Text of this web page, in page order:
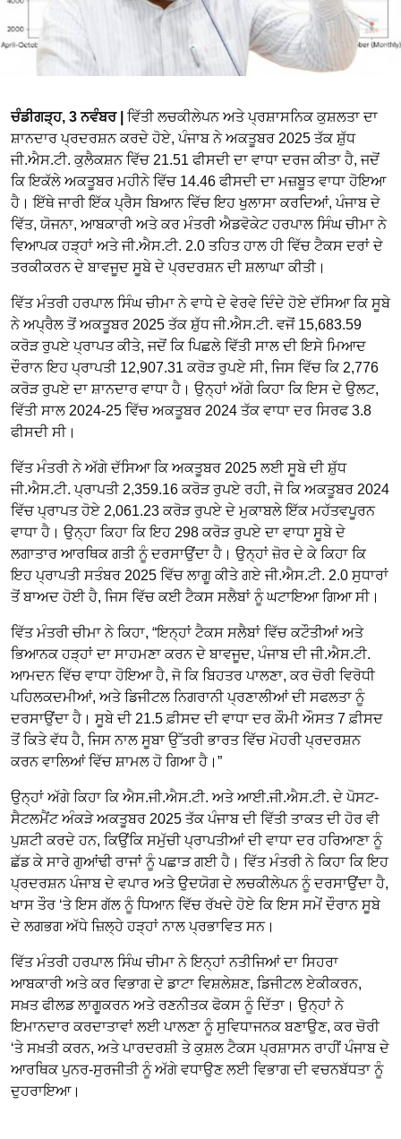
ਚੰਡੀਗੜ੍ਹ, 3 ਨਵੰਬਰ |
​​​​​​​​​​ਵਿੱਤੀ ਲਚਕੀਲੇਪਨ ਅਤੇ ਪ੍ਰਸ਼ਾਸਨਿਕ ਕੁਸ਼ਲਤਾ ਦਾ
ਸ਼ਾਨਦਾਰ ਪ੍ਰਦਰਸ਼ਨ ਕਰਦੇ ਹੋਏ, ਪੰਜਾਬ ਨੇ ਅਕਤੂਬਰ 2025 ਤੱਕ ਸ਼ੁੱਧ
ਜੀ.ਐਸ.ਟੀ. ਕੁਲੈਕਸ਼ਨ ਵਿੱਚ 21.51 ਫੀਸਦੀ ਦਾ ਵਾਧਾ ਦਰਜ ਕੀਤਾ ਹੈ, ਜਦੋਂ
ਕਿ ਇਕੱਲੇ ਅਕਤੂਬਰ ਮਹੀਨੇ ਵਿੱਚ 14.46 ਫੀਸਦੀ ਦਾ ਮਜ਼ਬੂਤ ਵਾਧਾ ਹੋਇਆ
ਹੈ। ਇੱਥੇ ਜਾਰੀ ਇੱਕ ਪ੍ਰੈਸ ਬਿਆਨ ਵਿੱਚ ਇਹ ਖੁਲਾਸਾ ਕਰਦਿਆਂ, ਪੰਜਾਬ ਦੇ
ਵਿੱਤ, ਯੋਜਨਾ, ਆਬਕਾਰੀ ਅਤੇ ਕਰ ਮੰਤਰੀ ਐਡਵੋਕੇਟ ਹਰਪਾਲ ਸਿੰਘ ਚੀਮਾ ਨੇ
ਵਿਆਪਕ ਹੜ੍ਹਾਂ ਅਤੇ ਜੀ.ਐਸ.ਟੀ. 2.0 ਤਹਿਤ ਹਾਲ ਹੀ ਵਿੱਚ ਟੈਕਸ ਦਰਾਂ ਦੇ
ਤਰਕੀਕਰਨ ਦੇ ਬਾਵਜੂਦ ਸੂਬੇ ਦੇ ਪ੍ਰਦਰਸ਼ਨ ਦੀ ਸ਼ਲਾਘਾ ਕੀਤੀ।
ਵਿੱਤ ਮੰਤਰੀ ਹਰਪਾਲ ਸਿੰਘ ਚੀਮਾ ਨੇ ਵਾਧੇ ਦੇ ਵੇਰਵੇ ਦਿੰਦੇ ਹੋਏ ਦੱਸਿਆ ਕਿ ਸੂਬੇ
ਨੇ ਅਪ੍ਰੈਲ ਤੋਂ ਅਕਤੂਬਰ 2025 ਤੱਕ ਸ਼ੁੱਧ ਜੀ.ਐਸ.ਟੀ. ਵਜੋਂ 15,683.59
ਕਰੋੜ ਰੁਪਏ ਪ੍ਰਾਪਤ ਕੀਤੇ, ਜਦੋਂ ਕਿ ਪਿਛਲੇ ਵਿੱਤੀ ਸਾਲ ਦੀ ਇਸੇ ਮਿਆਦ
ਦੌਰਾਨ ਇਹ ਪ੍ਰਾਪਤੀ 12,907.31 ਕਰੋੜ ਰੁਪਏ ਸੀ, ਜਿਸ ਵਿੱਚ ਕਿ 2,776
ਕਰੋੜ ਰੁਪਏ ਦਾ ਸ਼ਾਨਦਾਰ ਵਾਧਾ ਹੈ। ਉਨ੍ਹਾਂ ਅੱਗੇ ਕਿਹਾ ਕਿ ਇਸ ਦੇ ਉਲਟ,
ਵਿੱਤੀ ਸਾਲ 2024-25 ਵਿੱਚ ਅਕਤੂਬਰ 2024 ਤੱਕ ਵਾਧਾ ਦਰ ਸਿਰਫ 3.8
ਫੀਸਦੀ ਸੀ।
ਵਿੱਤ ਮੰਤਰੀ ਨੇ ਅੱਗੇ ਦੱਸਿਆ ਕਿ ਅਕਤੂਬਰ 2025 ਲਈ ਸੂਬੇ ਦੀ ਸ਼ੁੱਧ
ਜੀ.ਐਸ.ਟੀ. ਪ੍ਰਾਪਤੀ 2,359.16 ਕਰੋੜ ਰੁਪਏ ਰਹੀ, ਜੋ ਕਿ ਅਕਤੂਬਰ 2024
ਵਿੱਚ ਪ੍ਰਾਪਤ ਹੋਏ 2,061.23 ਕਰੋੜ ਰੁਪਏ ਦੇ ਮੁਕਾਬਲੇ ਇੱਕ ਮਹੱਤਵਪੂਰਨ
ਵਾਧਾ ਹੈ। ਉਨ੍ਹਾ ਕਿਹਾ ਕਿ ਇਹ 298 ਕਰੋੜ ਰੁਪਏ ਦਾ ਵਾਧਾ ਸੂਬੇ ਦੇ
ਲਗਾਤਾਰ ਆਰਥਿਕ ਗਤੀ ਨੂੰ ਦਰਸਾਉਂਦਾ ਹੈ। ਉਨ੍ਹਾਂ ਜ਼ੋਰ ਦੇ ਕੇ ਕਿਹਾ ਕਿ
ਇਹ ਪ੍ਰਾਪਤੀ ਸਤੰਬਰ 2025 ਵਿੱਚ ਲਾਗੂ ਕੀਤੇ ਗਏ ਜੀ.ਐਸ.ਟੀ. 2.0 ਸੁਧਾਰਾਂ
ਤੋਂ ਬਾਅਦ ਹੋਈ ਹੈ, ਜਿਸ ਵਿੱਚ ਕਈ ਟੈਕਸ ਸਲੈਬਾਂ ਨੂੰ ਘਟਾਇਆ ਗਿਆ ਸੀ।
ਵਿੱਤ ਮੰਤਰੀ ਚੀਮਾ ਨੇ ਕਿਹਾ, “ਇਨ੍ਹਾਂ ਟੈਕਸ ਸਲੈਬਾਂ ਵਿੱਚ ਕਟੌਤੀਆਂ ਅਤੇ
ਭਿਆਨਕ ਹੜ੍ਹਾਂ ਦਾ ਸਾਹਮਣਾ ਕਰਨ ਦੇ ਬਾਵਜੂਦ, ਪੰਜਾਬ ਦੀ ਜੀ.ਐਸ.ਟੀ.
ਆਮਦਨ ਵਿੱਚ ਵਾਧਾ ਹੋਇਆ ਹੈ, ਜੋ ਕਿ ਬਿਹਤਰ ਪਾਲਣਾ, ਕਰ ਚੋਰੀ ਵਿਰੋਧੀ
ਪਹਿਲਕਦਮੀਆਂ, ਅਤੇ ਡਿਜੀਟਲ ਨਿਗਰਾਨੀ ਪ੍ਰਣਾਲੀਆਂ ਦੀ ਸਫਲਤਾ ਨੂੰ
ਦਰਸਾਉਂਦਾ ਹੈ। ਸੂਬੇ ਦੀ 21.5 ਫ਼ੀਸਦ ਦੀ ਵਾਧਾ ਦਰ ਕੌਮੀ ਔਸਤ 7 ਫ਼ੀਸਦ
ਤੋਂ ਕਿਤੇ ਵੱਧ ਹੈ, ਜਿਸ ਨਾਲ ਸੂਬਾ ਉੱਤਰੀ ਭਾਰਤ ਵਿੱਚ ਮੋਹਰੀ ਪ੍ਰਦਰਸ਼ਨ
ਕਰਨ ਵਾਲਿਆਂ ਵਿੱਚ ਸ਼ਾਮਲ ਹੋ ਗਿਆ ਹੈ।”
ਉਨ੍ਹਾਂ ਅੱਗੇ ਕਿਹਾ ਕਿ ਐਸ.ਜੀ.ਐਸ.ਟੀ. ਅਤੇ ਆਈ.ਜੀ.ਐਸ.ਟੀ. ਦੇ ਪੋਸਟ-
ਸੈਟਲਮੈਂਟ ਅੰਕੜੇ ਅਕਤੂਬਰ 2025 ਤੱਕ ਪੰਜਾਬ ਦੀ ਵਿੱਤੀ ਤਾਕਤ ਦੀ ਹੋਰ ਵੀ
ਪੁਸ਼ਟੀ ਕਰਦੇ ਹਨ, ਕਿਉਂਕਿ ਸਮੁੱਚੀ ਪ੍ਰਾਪਤੀਆਂ ਦੀ ਵਾਧਾ ਦਰ ਹਰਿਆਣਾ ਨੂੰ
ਛੱਡ ਕੇ ਸਾਰੇ ਗੁਆਂਢੀ ਰਾਜਾਂ ਨੂੰ ਪਛਾੜ ਗਈ ਹੈ। ਵਿੱਤ ਮੰਤਰੀ ਨੇ ਕਿਹਾ ਕਿ ਇਹ
ਪ੍ਰਦਰਸ਼ਨ ਪੰਜਾਬ ਦੇ ਵਪਾਰ ਅਤੇ ਉਦਯੋਗ ਦੇ ਲਚਕੀਲੇਪਨ ਨੂੰ ਦਰਸਾਉਂਦਾ ਹੈ,
ਖਾਸ ਤੌਰ ‘ਤੇ ਇਸ ਗੱਲ ਨੂੰ ਧਿਆਨ ਵਿੱਚ ਰੱਖਦੇ ਹੋਏ ਕਿ ਇਸ ਸਮੇਂ ਦੌਰਾਨ ਸੂਬੇ
ਦੇ ਲਗਭਗ ਅੱਧੇ ਜ਼ਿਲ੍ਹੇ ਹੜ੍ਹਾਂ ਨਾਲ ਪ੍ਰਭਾਵਿਤ ਸਨ।
ਵਿੱਤ ਮੰਤਰੀ ਹਰਪਾਲ ਸਿੰਘ ਚੀਮਾ ਨੇ ਇਨ੍ਹਾਂ ਨਤੀਜਿਆਂ ਦਾ ਸਿਹਰਾ
ਆਬਕਾਰੀ ਅਤੇ ਕਰ ਵਿਭਾਗ ਦੇ ਡਾਟਾ ਵਿਸ਼ਲੇਸ਼ਣ, ਡਿਜੀਟਲ ਏਕੀਕਰਨ,
ਸਖ਼ਤ ਫੀਲਡ ਲਾਗੂਕਰਨ ਅਤੇ ਰਣਨੀਤਕ ਫੋਕਸ ਨੂੰ ਦਿੱਤਾ। ਉਨ੍ਹਾਂ ਨੇ
ਇਮਾਨਦਾਰ ਕਰਦਾਤਾਵਾਂ ਲਈ ਪਾਲਣਾ ਨੂੰ ਸੁਵਿਧਾਜਨਕ ਬਣਾਉਣ, ਕਰ ਚੋਰੀ
‘ਤੇ ਸਖ਼ਤੀ ਕਰਨ, ਅਤੇ ਪਾਰਦਰਸ਼ੀ ਤੇ ਕੁਸ਼ਲ ਟੈਕਸ ਪ੍ਰਸ਼ਾਸਨ ਰਾਹੀਂ ਪੰਜਾਬ ਦੇ
ਆਰਥਿਕ ਪੁਨਰ-ਸੁਰਜੀਤੀ ਨੂੰ ਅੱਗੇ ਵਧਾਉਣ ਲਈ ਵਿਭਾਗ ਦੀ ਵਚਨਬੱਧਤਾ ਨੂੰ
ਦੁਹਰਾਇਆ।